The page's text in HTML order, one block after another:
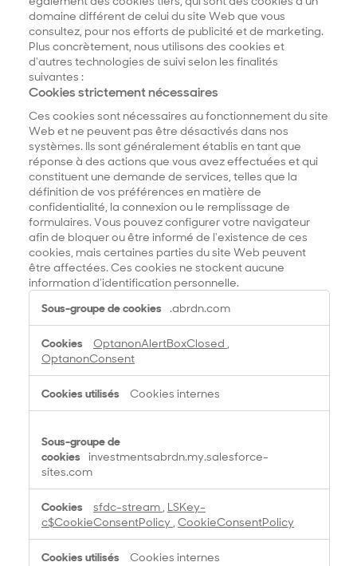
domaine différent de celui du site Web que vous
consultez, pour nos efforts de publicité et de marketing.
Plus concrètement, nous utilisons des cookies et
d'autres technologies de suivi selon les finalités
suivantes :
Cookies strictement nécessaires
Ces cookies sont nécessaires au fonctionnement du site
Web et ne peuvent pas être désactivés dans nos
systèmes. Ils sont généralement établis en tant que
réponse à des actions que vous avez effectuées et qui
constituent une demande de services, telles que la
définition de vos préférences en matière de
confidentialité, la connexion ou le remplissage de
formulaires. Vous pouvez configurer votre navigateur
afin de bloquer ou être informé de l'existence de ces
cookies, mais certaines parties du site Web peuvent
être affectées. Ces cookies ne stockent aucune
information d’identification personnelle.
s
.abrdn.com
OptanonAlertBoxClosed ,
OptanonConsent
Cookies internes
investmentsabrdn.my.salesforce-
sites.com
sfdc-stream , LSKey-
c$CookieConsentPolicy , CookieConsentPolicy
Cookies internes